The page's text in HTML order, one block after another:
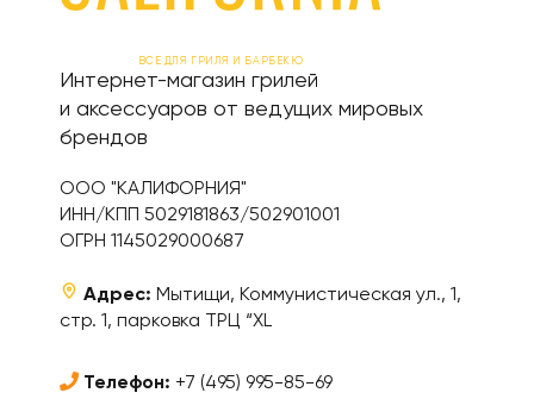
ВСЕ ДЛЯ ГРИЛЯ И БАРБЕКЮ
Интернет-магазин грилей
и аксессуаров от ведущих мировых
брендов
ООО "КАЛИФОРНИЯ"
ИНН/КПП 5029181863/502901001
ОГРН 1145029000687
Адрес: Мытищи, Коммунистическая ул., 1,
стр. 1, парковка ТРЦ “XL
Телефон: +7 (495) 995-85-69